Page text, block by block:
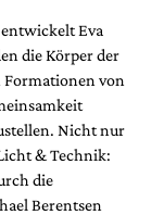
Eva
die Körper der
von
Nicht nur
& Technik:
die
Berentsen